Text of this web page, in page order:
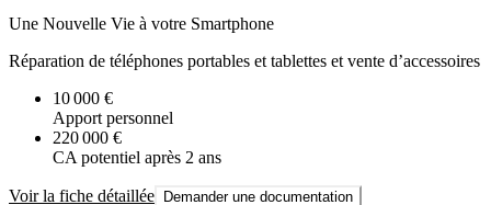
Une Nouvelle Vie à votre Smartphone
Réparation de téléphones portables et tablettes et vente d’accessoires
10 000 €
Apport personnel
220 000 €
CA potentiel après 2 ans
Voir la fiche détaillée Demander une documentation